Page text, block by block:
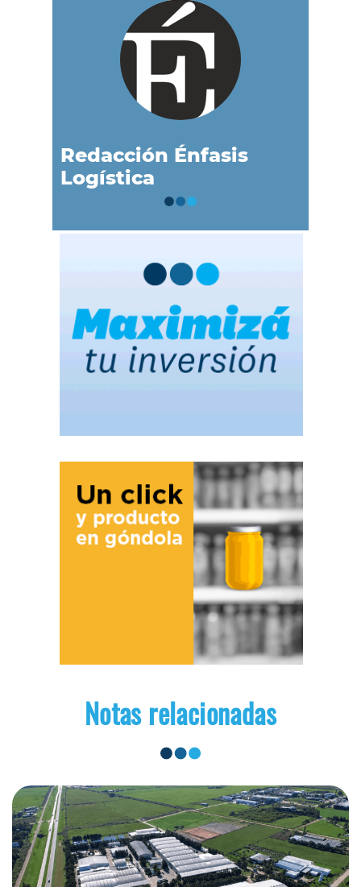
Redacción Énfasis
Logística
Notas relacionadas